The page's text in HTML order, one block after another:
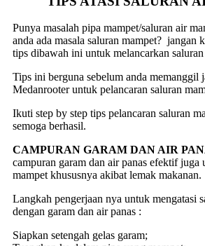
Punya masalah pipa mampet/saluran air
anda ada masala saluran mampet? jangan
tips dibawah ini untuk melancarkan saluran
Tips ini berguna sebelum anda memanggil
Medanrooter untuk pelancaran saluran
Ikuti step by step tips pelancaran saluran
semoga berhasil.
CAMPURAN GARAM DAN AIR
campuran garam dan air panas efektif juga
mampet khususnya akibat lemak makanan.
Langkah pengerjaan nya untuk mengatasi
dengan garam dan air panas :
Siapkan setengah gelas garam;